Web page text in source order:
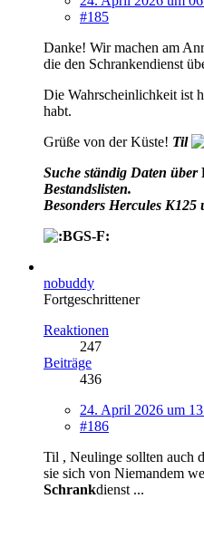
#185
Danke! Wir machen am
die den Schrankendienst
Die Wahrscheinlichkeit ist
habt.
Grüße von der Küste! Til
Suche ständig Daten über
Bestandslisten.
Besonders Hercules
nobuddy
Fortgeschrittener
Reaktionen
247
Beiträge
436
24. April 2026 um
#186
Til , Neulinge sollten auch
sie sich von Niemandem
Schrankdienst ...